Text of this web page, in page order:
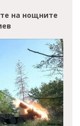
на нощните